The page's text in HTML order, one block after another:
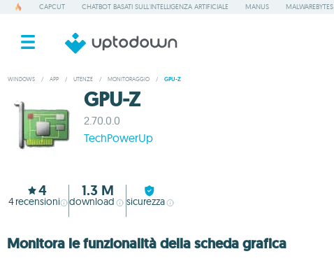
CAPCUT CHATBOT BASATI SULL'INTELLIGENZA ARTIFICIALE MANUS MALWAREBYTES
WINDOWS / APP / UTENZE / MONITORAGGIO / GPU-Z
GPU-Z
2.70.0.0
TechPowerUp
4
4recensioni
1.3 M
download sicurezza
Monitora le funzionalità della scheda grafica